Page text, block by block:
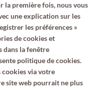
la première fois, nous vous
une explication sur les
les préférences »
de cookies et
dans la fenêtre
politique de cookies.
cookies via votre
site web pourrait ne plus